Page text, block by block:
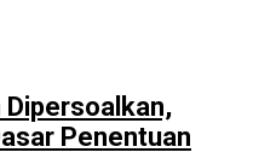
Penentuan